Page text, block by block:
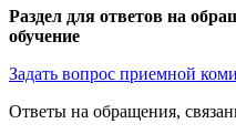
Раздел для ответов на
обучение
Задать вопрос приемной
Ответы на обращения,